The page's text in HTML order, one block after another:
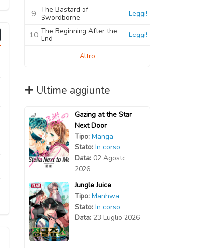
9 The Bastard of
Swordborne
Leggi!
10 The Beginning After the
End
Leggi!
Altro
Ultime aggiunte
Gazing at the Star
Next Door
Tipo: Manga
Stato: In corso
Data: 02 Agosto
2026
Jungle Juice
Tipo: Manhwa
Stato: In corso
Data: 23 Luglio 2026